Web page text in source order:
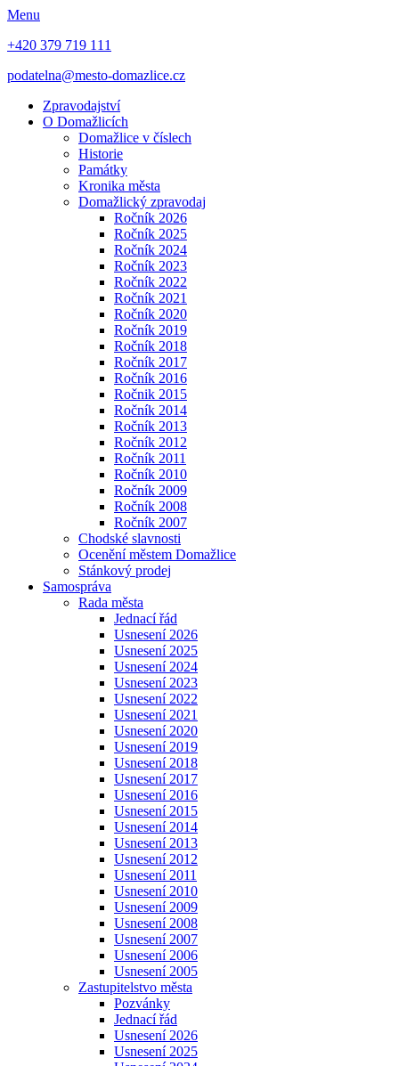
Menu
+420 379 719 111
podatelna@mesto-domazlice.cz
Zpravodajství
O Domažlicích
Domažlice v číslech
Historie
Památky
Kronika města
Domažlický zpravodaj
Ročník 2026
Ročník 2025
Ročník 2024
Ročník 2023
Ročník 2022
Ročník 2021
Ročník 2020
Ročník 2019
Ročník 2018
Ročník 2017
Ročník 2016
Ročnik 2015
Ročník 2014
Ročník 2013
Ročník 2012
Ročník 2011
Ročník 2010
Ročník 2009
Ročník 2008
Ročník 2007
Chodské slavnosti
Ocenění městem Domažlice
Stánkový prodej
Samospráva
Rada města
Jednací řád
Usnesení 2026
Usnesení 2025
Usnesení 2024
Usnesení 2023
Usnesení 2022
Usnesení 2021
Usnesení 2020
Usnesení 2019
Usnesení 2018
Usnesení 2017
Usnesení 2016
Usnesení 2015
Usnesení 2014
Usnesení 2013
Usnesení 2012
Usnesení 2011
Usnesení 2010
Usnesení 2009
Usnesení 2008
Usnesení 2007
Usnesení 2006
Usnesení 2005
Zastupitelstvo města
Pozvánky
Jednací řád
Usnesení 2026
Usnesení 2025